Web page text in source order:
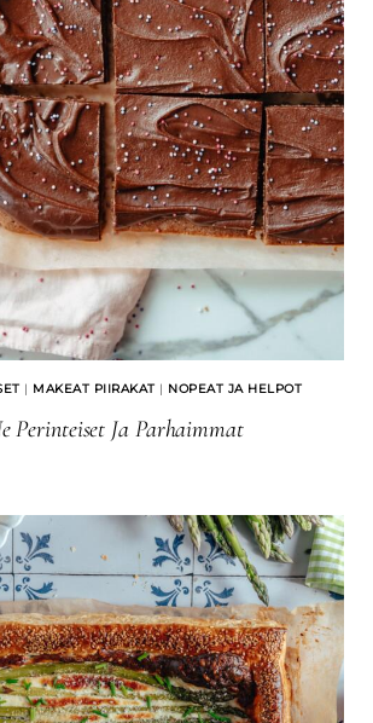
| MAKEAT PIIRAKAT | NOPEAT JA HELPOT
Perinteiset Ja Parhaimmat